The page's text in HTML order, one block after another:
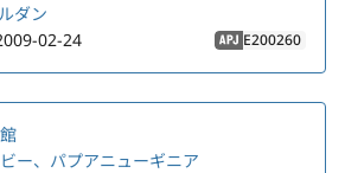
ダン
02-24 APJ E200260
ー、パプアニューギニア